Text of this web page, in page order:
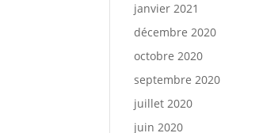
janvier 2021
décembre 2020
octobre 2020
septembre 2020
juillet 2020
juin 2020